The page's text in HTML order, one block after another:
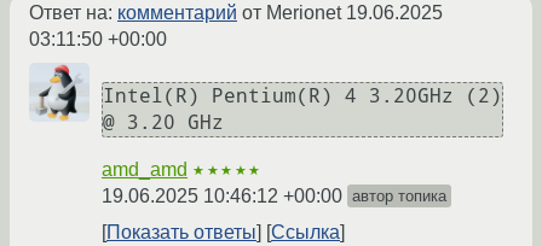
Ответ на: комментарий от Merionet 19.06.2025
03:11:50 +00:00
Intel(R) Pentium(R) 4 3.20GHz (2)
amd_amd ★★★★★
19.06.2025 10:46:12 +00:00 автор топика
Показать ответы Ссылка